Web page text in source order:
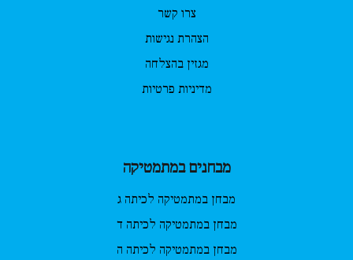
צרו קשר
הצהרת נגישות
מגזין בהצלחה
מדיניות פרטיות
מבחנים במתמטיקה
מבחן במתמטיקה לכיתה ג
מבחן במתמטיקה לכיתה ד
מבחן במתמטיקה לכיתה ה